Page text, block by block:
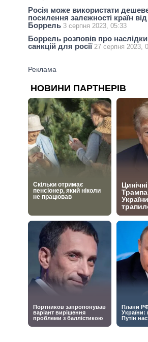
Росія може використати
посилення залежності країн від
Боррель 3 серпня 2023, 05:33
Боррель розповів про наслідки
санкцій для росії 27 серпня 2023,